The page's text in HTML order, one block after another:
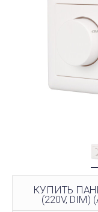
КУПИТЬ
(220V,